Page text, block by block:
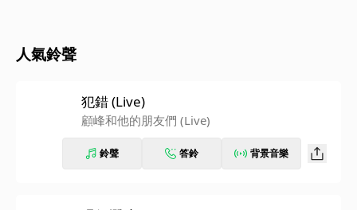
人氣鈴聲
犯錯 (Live)
顧峰和他的朋友們 (Live)
鈴聲 答鈴 背景音樂